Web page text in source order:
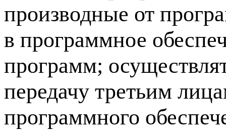
производные от
в программное
программ;
передачу третьим
программного